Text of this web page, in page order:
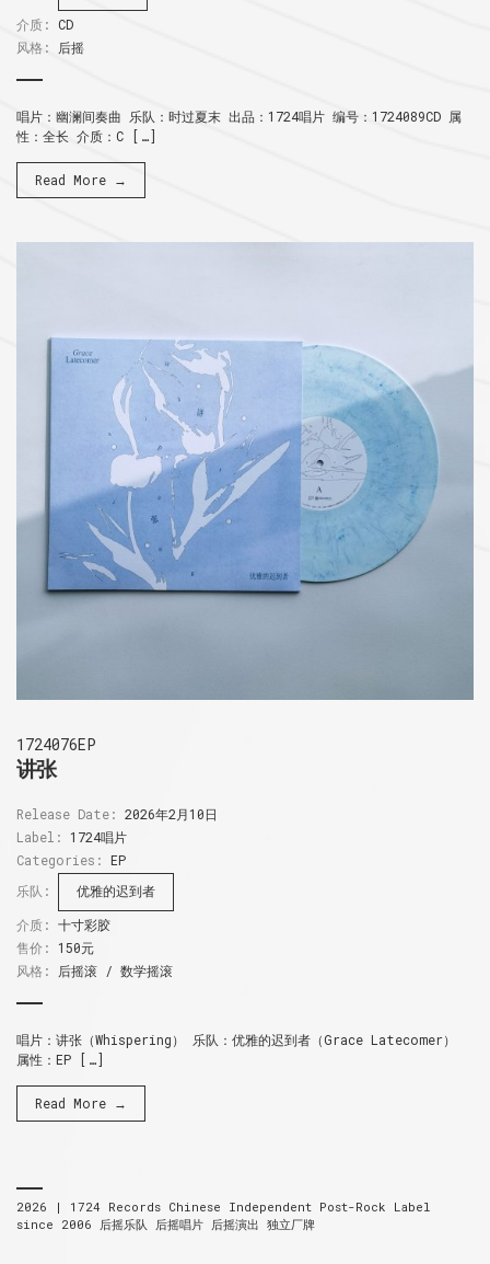
介质: CD
风格:
后摇
唱片：幽澜间奏曲 乐队：时过夏末 出品：1724唱片 编号：1724089CD 属
性：全长 介质：C […]
Read More →
1724076EP
讲张
Release Date: 2026年2月10日
Label:
1724唱片
Categories: EP
乐队:
优雅的迟到者
介质: 十寸彩胶
售价: 150元
风格:
后摇滚 / 数学摇滚
唱片：讲张（Whispering） 乐队：优雅的迟到者（Grace Latecomer）
属性：EP […]
Read More →
2026 | 1724 Records Chinese Independent Post-Rock Label
since 2006
后摇乐队 后摇唱片 后摇演出 独立厂牌